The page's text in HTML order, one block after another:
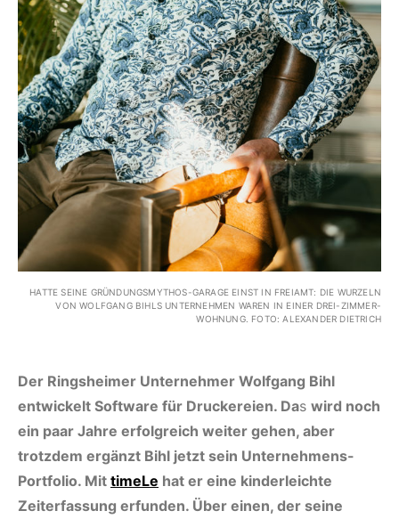
HATTE SEINE GRÜNDUNGSMYTHOS-GARAGE EINST IN FREIAMT: DIE WURZELN
VON WOLFGANG BIHLS UNTERNEHMEN WAREN IN EINER DREI-ZIMMER-
WOHNUNG. FOTO: ALEXANDER DIETRICH
Der Ringsheimer Unternehmer Wolfgang Bihl
entwickelt Software für Druckereien. Das wird noch
ein paar Jahre erfolgreich weiter gehen, aber
trotzdem ergänzt Bihl jetzt sein Unternehmens-
Portfolio. Mit timeLe hat er eine kinderleichte
Zeiterfassung erfunden. Über einen, der seine